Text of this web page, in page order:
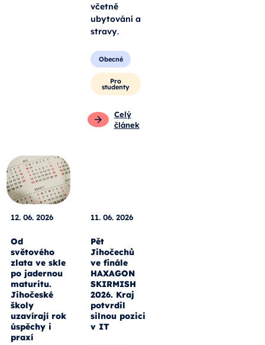
včetně
ubytování a
stravy.
Obecné
Pro
studenty
Celý
článek
12. 06. 2026
Od
světového
zlata ve skle
po jadernou
maturitu.
Jihočeské
školy
uzavírají rok
úspěchy i
praxí
11. 06. 2026
Pět
Jihočechů
ve finále
HAXAGON
SKIRMISH
2026. Kraj
potvrdil
silnou pozici
v IT